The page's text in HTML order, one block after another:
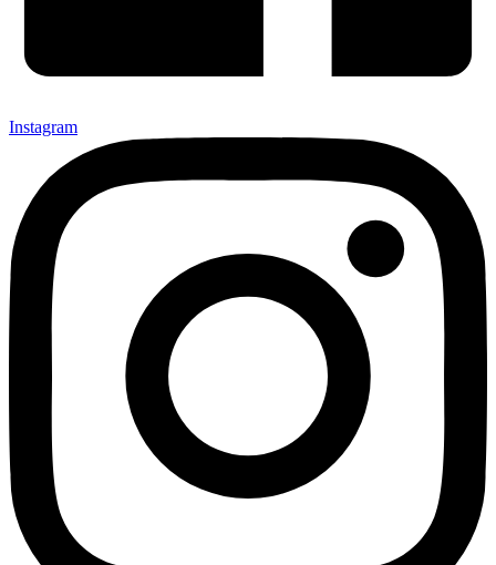
Instagram